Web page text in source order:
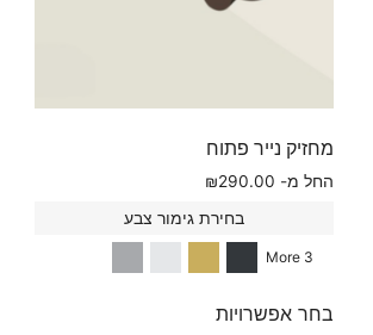
מחזיק נייר פתוח
החל מ- ₪290.00
בחירת גימור צבע
3 More
בחר אפשרויות